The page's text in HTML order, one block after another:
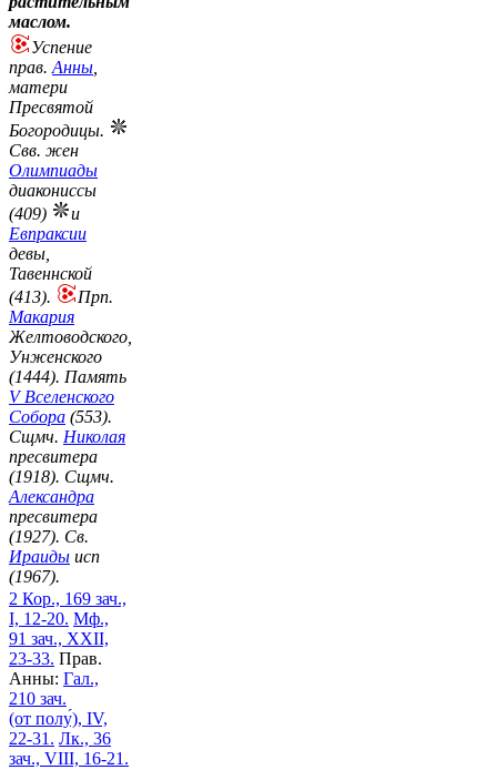
маслом.
Успение
прав. Анны
матери
Пресвятой
Богородицы.
Свв. жен
Олимпиады
диакониссы
(409)
и
Евпраксии
девы,
Тавеннской
(413).
Прп.
Макария
Желтоводского,
Унженского
(1444). Память
V Вселенского
Собора (553).
Сщмч. Николая
пресвитера
(1918). Сщмч.
Александра
пресвитера
(1927). Св.
Ираиды исп
(1967).
2 Кор., 169 зач.,
I, 12-20. Мф.,
91 зач., XXII,
23-33. Прав.
Анны: Гал.,
210 зач.
(от полу́), IV,
22-31. Лк., 36
зач., VIII, 16-21.